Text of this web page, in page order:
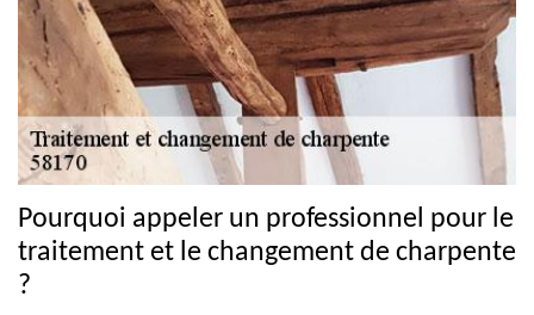
Pourquoi appeler un professionnel pour le
traitement et le changement de charpente
?